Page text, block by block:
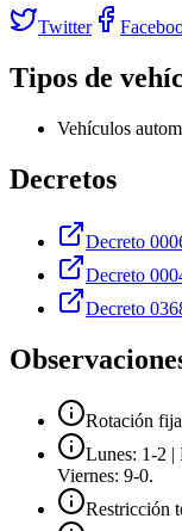
Twitter
Tipos de
Vehículos
Decretos
Decreto
Decreto
Decreto
Rotación
Lunes: 1-2 |
Viernes: 9-0.
Restricción